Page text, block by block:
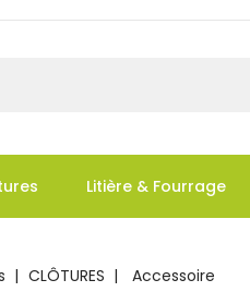
Litière & Fourrage
CLÔTURES Accessoire